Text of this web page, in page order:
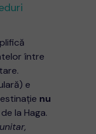
între
e
nu
la Haga.